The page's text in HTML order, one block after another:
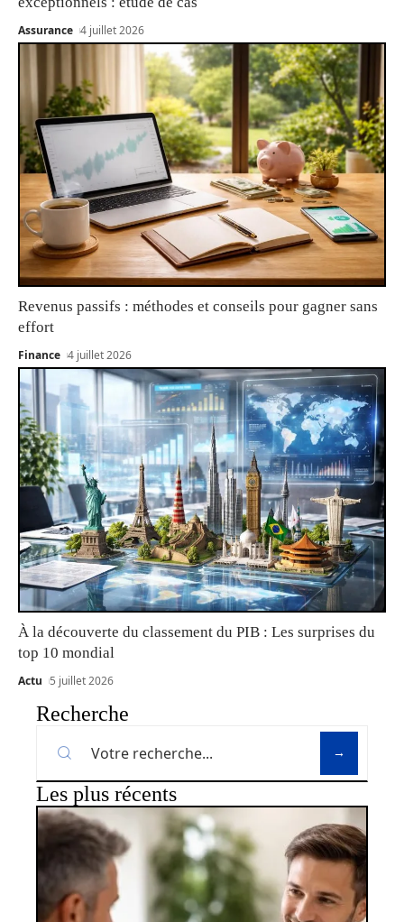
Assurance 4 juillet 2026
Revenus passifs : méthodes et conseils pour gagner sans
effort
Finance 4 juillet 2026
À la découverte du classement du PIB : Les surprises du
top 10 mondial
Actu 5 juillet 2026
Recherche
Les plus récents